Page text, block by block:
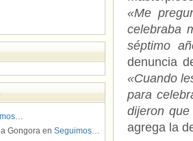
«Me
celebraba
séptimo
denuncia
«Cuando
para
dijeron
agrega la
Gongora en Seguimos…